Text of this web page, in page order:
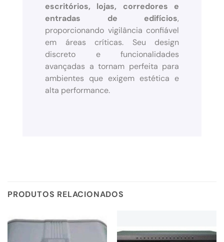
escritórios, lojas, corredores e
entradas de edifícios,
proporcionando vigilância confiável
em áreas críticas. Seu design
discreto e funcionalidades
avançadas a tornam perfeita para
ambientes que exigem estética e
alta performance.
PRODUTOS RELACIONADOS